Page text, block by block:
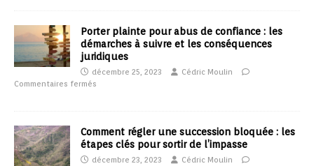
Porter plainte pour abus de confiance : les
démarches à suivre et les conséquences
juridiques
décembre 25, 2023
Cédric Moulin
Commentaires fermés
Comment régler une succession bloquée : les
étapes clés pour sortir de l’impasse
décembre 23, 2023
Cédric Moulin